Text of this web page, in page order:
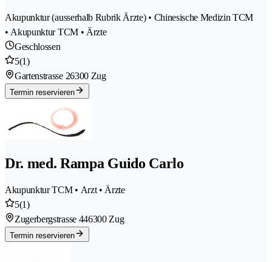
Akupunktur (ausserhalb Rubrik Ärzte) • Chinesische Medizin TCM
• Akupunktur TCM • Ärzte
Geschlossen
5(1)
Gartenstrasse 26300 Zug
Termin reservieren
Dr. med. Rampa Guido Carlo
Akupunktur TCM • Arzt • Ärzte
5(1)
Zugerbergstrasse 446300 Zug
Termin reservieren